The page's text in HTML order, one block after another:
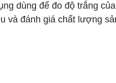
dùng để đo độ trắng
và đánh giá chất lượng